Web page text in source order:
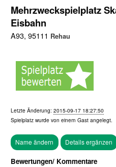
Mehrzweckspielplatz
Eisbahn
A93, 95111 Rehau
Letzte Änderung: 2015-09-17 18:27:50
Spielplatz wurde von einem Gast angelegt.
Bewertungen/ Kommentare